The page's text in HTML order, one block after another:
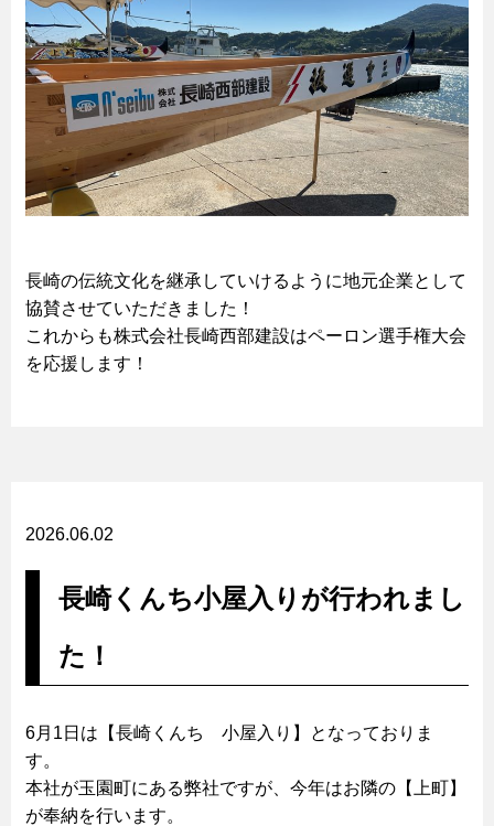
長崎の伝統文化を継承していけるように地元企業として
協賛させていただきました！
これからも株式会社長崎西部建設はペーロン選手権大会
を応援します！
2026.06.02
長崎くんち小屋入りが行われまし
た！
6月1日は【長崎くんち 小屋入り】となっておりま
す。
本社が玉園町にある弊社ですが、今年はお隣の【上町】
が奉納を行います。